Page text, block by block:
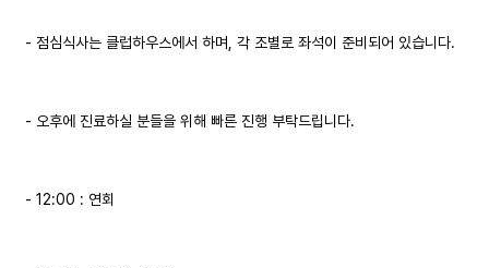
- 점심식사는 클럽하우스에서 하며, 각 조별로 좌석이 준비되어 있습니다.
- 오후에 진료하실 분들을 위해 빠른 진행 부탁드립니다.
- 12:00 : 연회